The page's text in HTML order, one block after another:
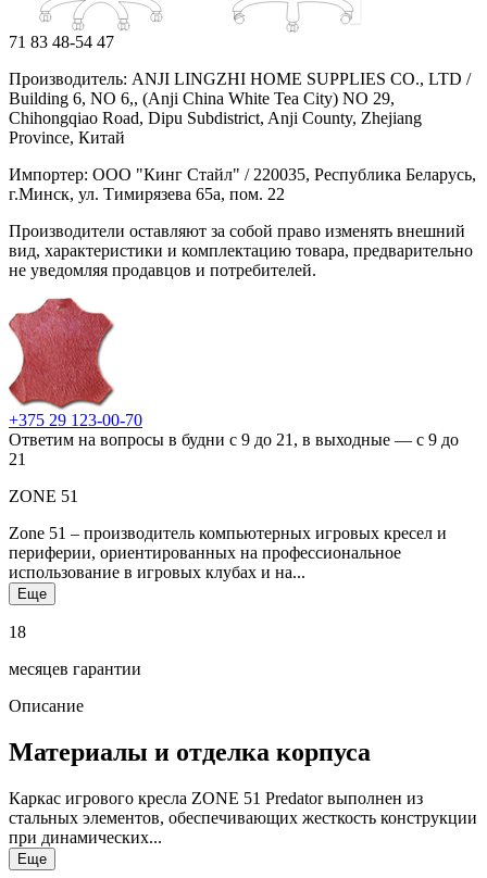
71 83 48-54 47
Производитель: ANJI LINGZHI HOME SUPPLIES CO., LTD /
Building 6, NO 6,, (Anji China White Tea City) NO 29,
Chihongqiao Road, Dipu Subdistrict, Anji County, Zhejiang
Province, Китай
Импортер: ООО "Кинг Стайл" / 220035, Республика Беларусь,
г.Минск, ул. Тимирязева 65а, пом. 22
Производители оставляют за собой право изменять внешний
вид, характеристики и комплектацию товара, предварительно
не уведомляя продавцов и потребителей.
+375 29 123-00-70
Ответим на вопросы в будни с 9 до 21, в выходные — с 9 до
21
ZONE 51
Zone 51 – производитель компьютерных игровых кресел и
периферии, ориентированных на профессиональное
использование в игровых клубах и на...
Еще
18
месяцев гарантии
Описание
Материалы и отделка корпуса
Каркас игрового кресла ZONE 51 Predator выполнен из
стальных элементов, обеспечивающих жесткость конструкции
при динамических...
Еще